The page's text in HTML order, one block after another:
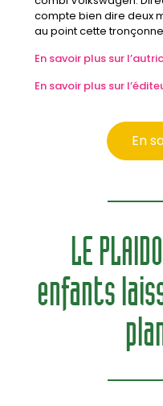
compte bien dire deux
au point cette
En savoir plus sur
En savoir plus sur
En
LE
enfants